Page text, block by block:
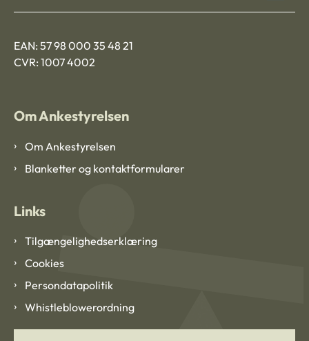
EAN: 57 98 000 35 48 21
CVR: 1007 4002
Om Ankestyrelsen
Om Ankestyrelsen
Blanketter og kontaktformularer
Links
Tilgængelighedserklæring
Cookies
Persondatapolitik
Whistleblowerordning